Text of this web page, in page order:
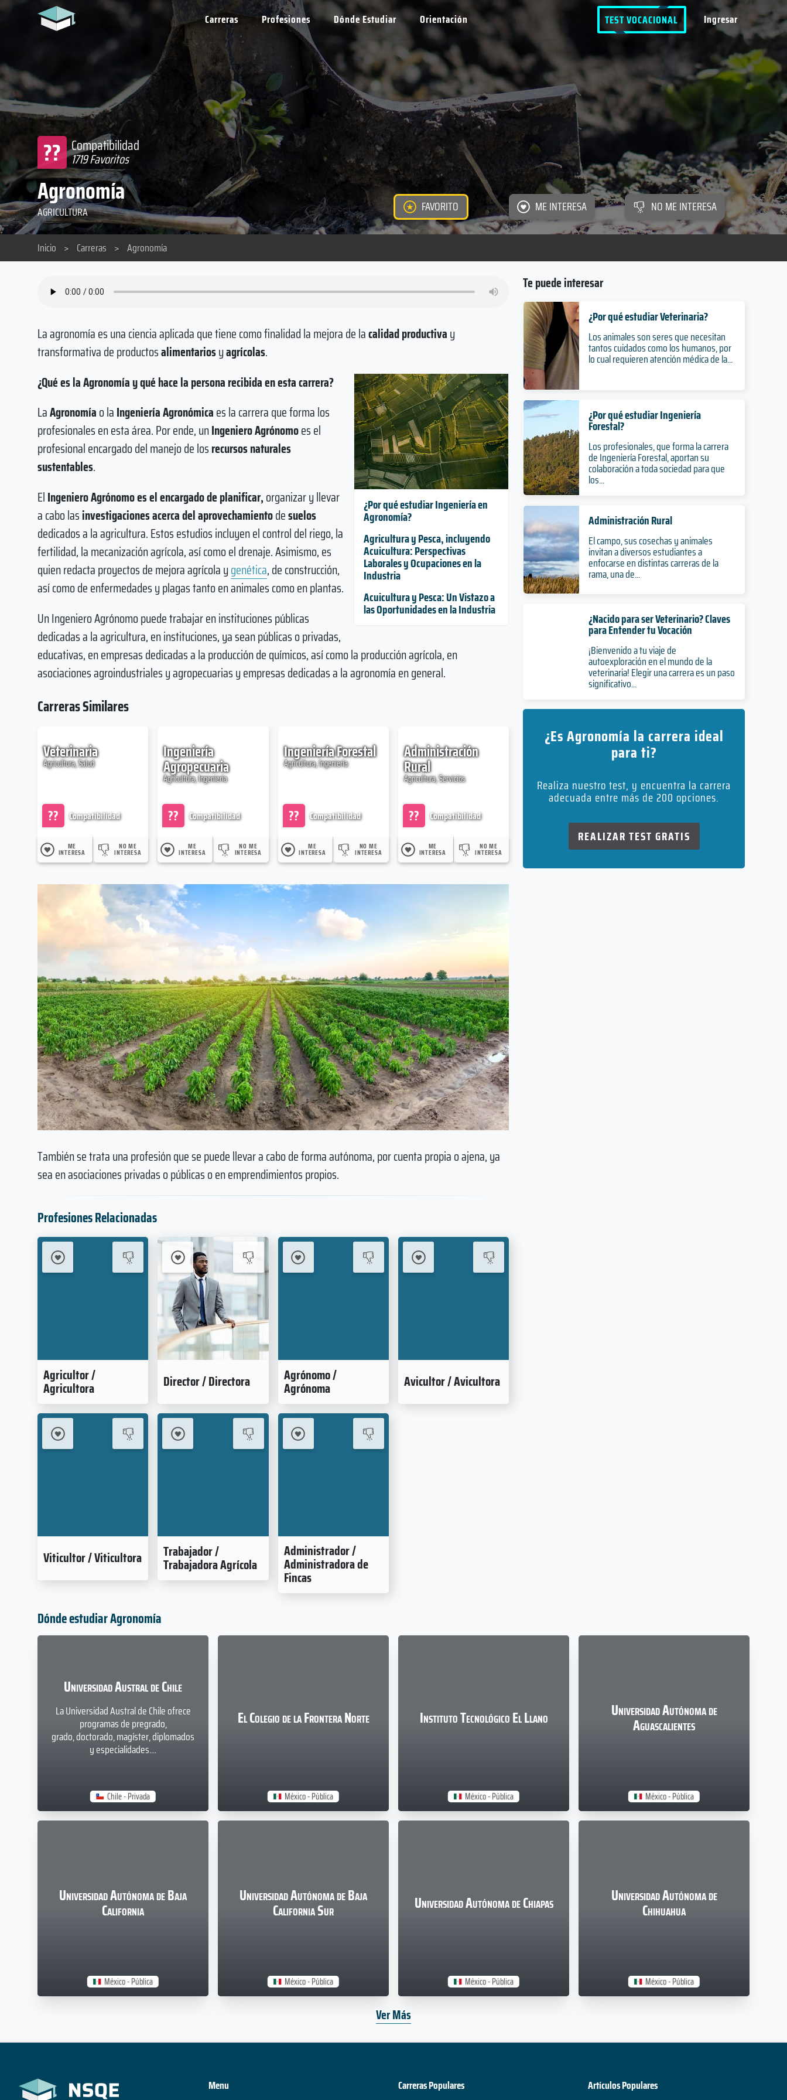
Carreras Profesiones Dónde Estudiar Orientación TEST VOCACIONAL Ingresar
Agronomía
Compatibilidad
1719 Favoritos
??
AGRICULTURA FAVORITO ME INTERESA NO ME INTERESA
Inicio > Carreras > Agronomía
La agronomía es una ciencia aplicada que tiene como finalidad la mejora de lacalidad productivay
transformativa de productosalimentariosyagrícolas.
¿Por qué estudiar Ingeniería en
Agronomía?
Agricultura y Pesca, incluyendo
Acuicultura: Perspectivas
Laborales y Ocupaciones en la
Industria
Acuicultura y Pesca: Un Vistazo a
las Oportunidades en la Industria
¿Qué es la Agronomía y qué hace la persona recibida en esta carrera?
LaAgronomíao laIngeniería Agronómicaes la carrera que forma los
profesionales en esta área. Por ende, unIngeniero Agrónomoes el
profesional encargado del manejo de losrecursos naturales
sustentables.
ElIngeniero Agrónomo es el encargado de planificar,organizary llevar
a cabo lasinvestigaciones acerca del aprovechamientodesuelos
dedicados a la agricultura. Estos estudios incluyen el control del riego, la
fertilidad, la mecanización agrícola, así como el drenaje. Asimismo, es
quien redacta proyectos de mejora agrícola ygenética, de construcción,
así como de enfermedades y plagas tanto en animales como en plantas.
Un Ingeniero Agrónomo puede trabajar en instituciones públicas
dedicadas a la agricultura, en instituciones, ya sean públicas o privadas,
educativas, en empresas dedicadas a la producción de químicos, así como la producción agrícola, en
asociaciones agroindustriales y agropecuarias y empresas dedicadas a la agronomía en general.
Carreras Similares
Veterinaria
Agricultura, Salud
Compatibilidad
??
ME
INTERESA
NO ME
INTERESA
Ingeniería
Agropecuaria
Agricultura, Ingeniería
Compatibilidad
??
ME
INTERESA
NO ME
INTERESA
Ingeniería Forestal
Agricultura, Ingeniería
Compatibilidad
??
ME
INTERESA
NO ME
INTERESA
Administración
Rural
Agricultura, Servicios
Compatibilidad
??
ME
INTERESA
NO ME
INTERESA
También se trata una profesión que se puede llevar a cabo de forma autónoma, por cuenta propia o ajena, ya
sea en asociaciones privadas o públicas o en emprendimientos propios.
Profesiones Relacionadas
Agricultor /
Agricultora Director / Directora Agrónomo /
Agrónoma Avicultor / Avicultora
Viticultor / Viticultora Trabajador /
Trabajadora Agrícola
Administrador /
Administradora de
Fincas
Te puede interesar
¿Por qué estudiar Veterinaria?
Los animales son seres que necesitan
tantos cuidados como los humanos, por
lo cual requieren atención médica de la...
¿Por qué estudiar Ingeniería
Forestal?
Los profesionales, que forma la carrera
de Ingeniería Forestal, aportan su
colaboración a toda sociedad para que
los...
Administración Rural
El campo, sus cosechas y animales
invitan a diversos estudiantes a
enfocarse en distintas carreras de la
rama, una de...
¿Nacido para ser Veterinario? Claves
para Entender tu Vocación
¡Bienvenido a tu viaje de
autoexploración en el mundo de la
veterinaria! Elegir una carrera es un paso
significativo...
¿Es Agronomía la carrera ideal
para ti?
Realiza nuestro test, y encuentra la carrera
adecuada entre más de 200 opciones.
REALIZAR TEST GRATIS
Dónde estudiar Agronomía
Chile - Privada
Universidad Austral de Chile
La Universidad Austral de Chile ofrece
programas de pregrado,
grado, doctorado, magíster, diplomados
y especialidades....
México - Pública
El Colegio de la Frontera Norte
México - Pública
Instituto Tecnológico El Llano
México - Pública
Universidad Autónoma de
Aguascalientes
México - Pública
Universidad Autónoma de Baja
California
México - Pública
Universidad Autónoma de Baja
California Sur
México - Pública
Universidad Autónoma de Chiapas
México - Pública
Universidad Autónoma de
Chihuahua
Ver Más
Menu Carreras Populares Artículos Populares